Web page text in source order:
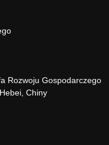
Rozwoju Gospodarczego
Chiny